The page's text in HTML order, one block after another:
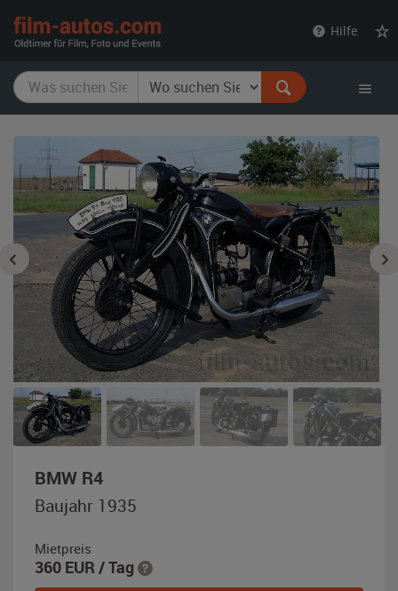
Hilfe
BMW R4,
Baujahr
1935,
Baujahr 1935
Mietpreis
360 EUR / Tag